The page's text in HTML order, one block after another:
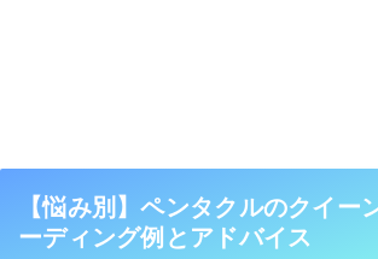
【悩み別】ペンタクルのクイー
ーディング例とアドバイス